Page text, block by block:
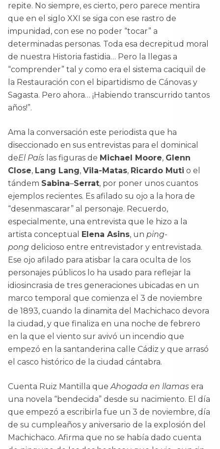
repite. No siempre, es cierto, pero parece mentira
que en el siglo XXI se siga con ese rastro de
impunidad, con ese no poder “tocar” a
determinadas personas. Toda esa decrepitud moral
de nuestra Historia fastidia… Pero la llegas a
“comprender” tal y como era el sistema caciquil de
la Restauración con el bipartidismo de Cánovas y
Sagasta. Pero ahora… ¡Habiendo transcurrido tantos
años!”.
Ama la conversación este periodista que ha
diseccionado en sus entrevistas para el dominical
deEl País las figuras de Michael Moore, Glenn
Close, Lang Lang, Vila-Matas, Ricardo Muti o el
tándem Sabina–Serrat, por poner unos cuantos
ejemplos recientes. Es afilado su ojo a la hora de
“desenmascarar” al personaje. Recuerdo,
especialmente, una entrevista que le hizo a la
artista conceptual Elena Asins, un ping-
pong delicioso entre entrevistador y entrevistada.
Ese ojo afilado para atisbar la cara oculta de los
personajes públicos lo ha usado para reflejar la
idiosincrasia de tres generaciones ubicadas en un
marco temporal que comienza el 3 de noviembre
de 1893, cuando la dinamita del Machichaco devora
la ciudad, y que finaliza en una noche de febrero
en la que el viento sur avivó un incendio que
empezó en la santanderina calle Cádiz y que arrasó
el casco histórico de la ciudad cántabra.
Cuenta Ruiz Mantilla queAhogada en llamas era
una novela “bendecida” desde su nacimiento. El día
que empezó a escribirla fue un 3 de noviembre, día
de su cumpleaños y aniversario de la explosión del
Machichaco. Afirma que no se había dado cuenta